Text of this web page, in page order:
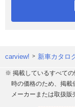
carview! 新車カタロ
※ 掲載しているすべて
時の価格のため、掲載
メーカーまたは取扱販